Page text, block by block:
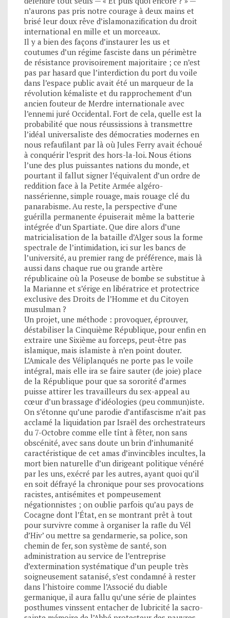
n’aurons pas pris notre courage à deux mains et
brisé leur doux rêve d’islamonazification du droit
international en mille et un morceaux.
Il y a bien des façons d’instaurer les us et
coutumes d’un régime fasciste dans un périmètre
de résistance provisoirement majoritaire ; ce n’est
pas par hasard que l’interdiction du port du voile
dans l’espace public avait été un marqueur de la
révolution kémaliste et du rapprochement d’un
ancien fouteur de Merdre internationale avec
l’ennemi juré Occidental. Fort de cela, quelle est la
probabilité que nous réussissions à transmettre
l’idéal universaliste des démocraties modernes en
nous refaufilant par là où Jules Ferry avait échoué
à conquérir l’esprit des hors-la-loi. Nous étions
l’une des plus puissantes nations du monde, et
pourtant il fallut signer l’équivalent d’un ordre de
reddition face à la Petite Armée algéro-
nassérienne, simple rouage, mais rouage clé du
panarabisme. Au reste, la perspective d’une
guérilla permanente épuiserait même la batterie
intégrée d’un Spartiate. Que dire alors d’une
matricialisation de la bataille d’Alger sous la forme
spectrale de l’intimidation, ici sur les bancs de
l’université, au premier rang de préférence, mais là
aussi dans chaque rue ou grande artère
républicaine où la Poseuse de bombe se substitue à
la Marianne et s’érige en libératrice et protectrice
exclusive des Droits de l’Homme et du Citoyen
musulman ?
Un projet, une méthode : provoquer, éprouver,
déstabiliser la Cinquième République, pour enfin en
extraire une Sixième au forceps, peut-être pas
islamique, mais islamiste à n’en point douter.
L’Amicale des Véliplanqués ne porte pas le voile
intégral, mais elle ira se faire sauter (de joie) place
de la République pour que sa sororité d’armes
puisse attirer les travailleurs du sex-appeal au
cœur d’un brassage d’idéologies (peu commun)iste.
On s’étonne qu’une parodie d’antifascisme n’ait pas
acclamé la liquidation par Israël des orchestrateurs
du 7-Octobre comme elle tînt à fêter, non sans
obscénité, avec sans doute un brin d’inhumanité
caractéristique de cet amas d’invincibles incultes, la
mort bien naturelle d’un dirigeant politique vénéré
par les uns, exécré par les autres, ayant quoi qu’il
en soit défrayé la chronique pour ses provocations
racistes, antisémites et pompeusement
négationnistes ; on oublie parfois qu’au pays de
Cocagne dont l’État, en se montrant prêt à tout
pour survivre comme à organiser la rafle du Vél
d’Hiv’ ou mettre sa gendarmerie, sa police, son
chemin de fer, son système de santé, son
administration au service de l’entreprise
d’extermination systématique d’un peuple très
soigneusement satanisé, s’est condamné à rester
dans l’histoire comme l’Associé du diable
germanique, il aura fallu qu’une série de plaintes
posthumes vinssent entacher de lubricité la sacro-